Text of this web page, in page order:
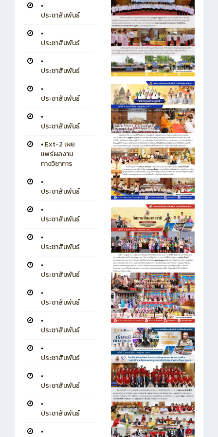
•
ประชาสัมพันธ์
•
ประชาสัมพันธ์
•
ประชาสัมพันธ์
•
ประชาสัมพันธ์
•
ประชาสัมพันธ์
• Ext-2 เผย
แพร่ผลงาน
ทางวิชาการ
•
ประชาสัมพันธ์
•
ประชาสัมพันธ์
•
ประชาสัมพันธ์
•
ประชาสัมพันธ์
•
ประชาสัมพันธ์
•
ประชาสัมพันธ์
•
ประชาสัมพันธ์
•
ประชาสัมพันธ์
•
ประชาสัมพันธ์
•